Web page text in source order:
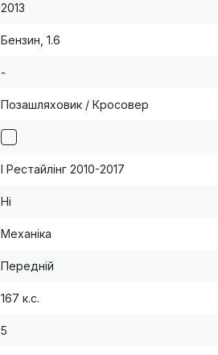
2013
Бензин, 1.6
-
Позашляховик / Кросовер
I Рестайлінг 2010-2017
Ні
Механіка
Передній
167 к.с.
5